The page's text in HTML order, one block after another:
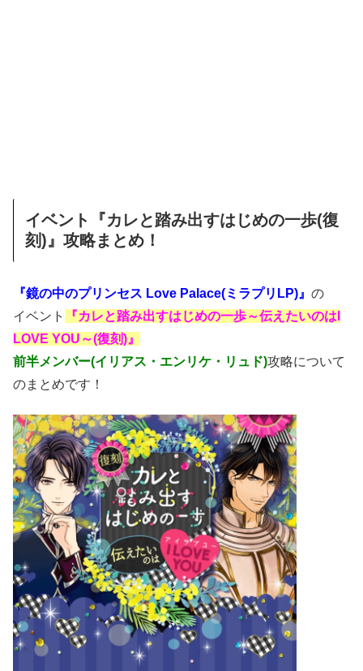
イベント『カレと踏み出すはじめの一歩(復
刻)』攻略まとめ！
『鏡の中のプリンセス Love Palace(ミラプリLP)』 の
イベント
『カレと踏み出すはじめの一歩～伝えたいのはI
LOVE YOU～(復刻)』
前半メンバー(イリアス・エンリケ・リュド)攻略について
のまとめです！